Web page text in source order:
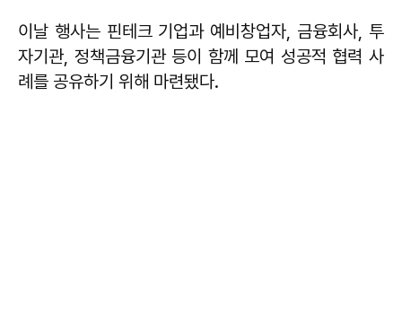
이날 행사는 핀테크 기업과 예비창업자, 금융회사, 투
자기관, 정책금융기관 등이 함께 모여 성공적 협력 사
례를 공유하기 위해 마련됐다.